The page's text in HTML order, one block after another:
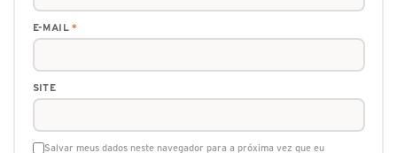
E-MAIL*
SITE
Salvar meus dados neste navegador para a próxima vez que eu